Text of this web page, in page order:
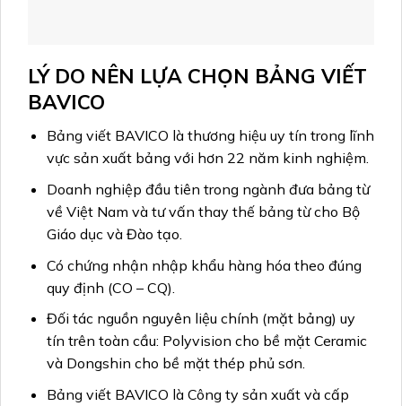
LÝ DO NÊN LỰA CHỌN BẢNG VIẾT
BAVICO
Bảng viết BAVICO là thương hiệu uy tín trong lĩnh
vực sản xuất bảng với hơn 22 năm kinh nghiệm.
Doanh nghiệp đầu tiên trong ngành đưa bảng từ
về Việt Nam và tư vấn thay thế bảng từ cho Bộ
Giáo dục và Đào tạo.
Có chứng nhận nhập khẩu hàng hóa theo đúng
quy định (CO – CQ).
Đối tác nguồn nguyên liệu chính (mặt bảng) uy
tín trên toàn cầu: Polyvision cho bề mặt Ceramic
và Dongshin cho bề mặt thép phủ sơn.
Bảng viết BAVICO là Công ty sản xuất và cấp